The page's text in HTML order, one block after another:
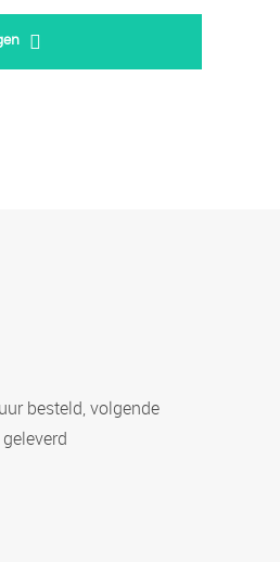
besteld, volgende